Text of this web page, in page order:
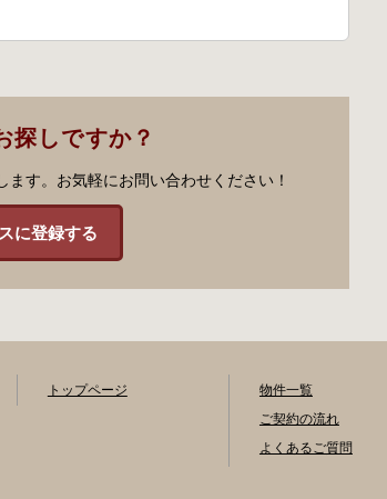
探しですか？
す。お気軽にお問い合わせください！
に登録する
トップページ
物件一覧
ご契約の流れ
よくあるご質問